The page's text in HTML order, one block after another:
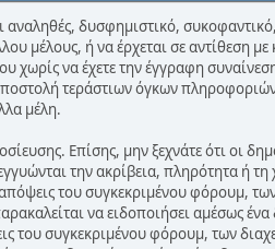
αναληθές, δυσφημιστικό,
μέλους, ή να έρχεται σε αντίθεση με
χωρίς να έχετε την έγγραφη
τεράστιων όγκων
μέλη.
Επίσης, μην ξεχνάτε ότι οι
την ακρίβεια, πληρότητα ή
του συγκεκριμένου φόρουμ,
να ειδοποιήσει αμέσως ένα
του συγκεκριμένου φόρουμ, των